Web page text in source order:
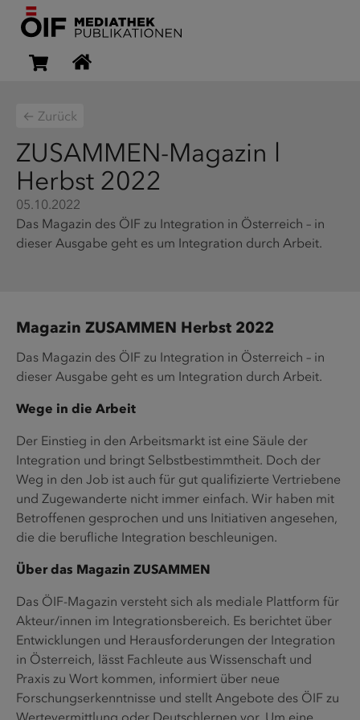
← Zurück
ZUSAMMEN-Magazin l
Herbst 2022
05.10.2022
Das Magazin des ÖIF zu Integration in Österreich – in
dieser Ausgabe geht es um Integration durch Arbeit.
Magazin ZUSAMMEN Herbst 2022
Das Magazin des ÖIF zu Integration in Österreich – in
dieser Ausgabe geht es um Integration durch Arbeit.
Wege in die Arbeit
Der Einstieg in den Arbeitsmarkt ist eine Säule der
Integration und bringt Selbstbestimmtheit. Doch der
Weg in den Job ist auch für gut qualifizierte Vertriebene
und Zugewanderte nicht immer einfach. Wir haben mit
Betroffenen gesprochen und uns Initiativen angesehen,
die die berufliche Integration beschleunigen.
Über das Magazin ZUSAMMEN
Das ÖIF-Magazin versteht sich als mediale Plattform für
Akteur/innen im Integrationsbereich. Es berichtet über
Entwicklungen und Herausforderungen der Integration
in Österreich, lässt Fachleute aus Wissenschaft und
Praxis zu Wort kommen, informiert über neue
Forschungserkenntnisse und stellt Angebote des ÖIF zu
Wertevermittlung oder Deutschlernen vor. Um eine